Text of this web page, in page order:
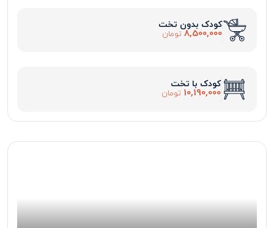
کودک بدون تخت
8,500,000 تومان
کودک با تخت
10,190,000 تومان